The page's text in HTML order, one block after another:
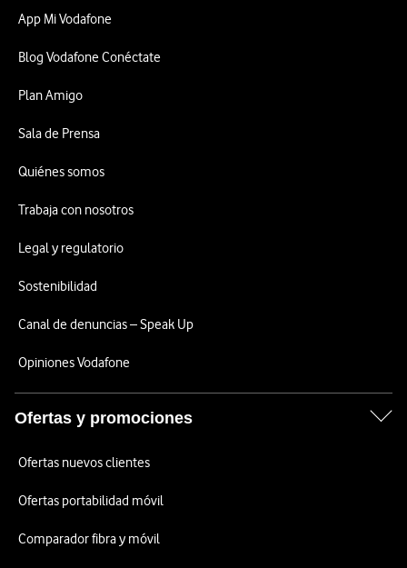
App Mi Vodafone
Blog Vodafone Conéctate
Plan Amigo
Sala de Prensa
Quiénes somos
Trabaja con nosotros
Legal y regulatorio
Sostenibilidad
Canal de denuncias – Speak Up
Opiniones Vodafone
Ofertas y promociones
Ofertas nuevos clientes
Ofertas portabilidad móvil
Comparador fibra y móvil